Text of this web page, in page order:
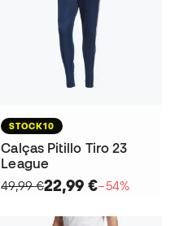
STOCK10
Calças Pitillo Tiro 23
League
49,99 €22,99 €−54%